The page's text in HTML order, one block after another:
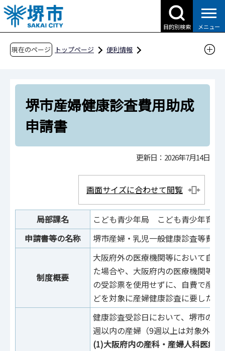
こ
の
ペ
目的別検索 メニュー
現在のページ トップページ
便利情報
申請書ダウンロード（市民の方へ）
目的別検索
子育て・教育
出産・育児
堺市産婦健康診査費用助成申請書
堺市産婦健康診査費用助成
申請書
更新日：2026年7月14日
画面サイズに合わせて閲覧
局部課名
こども青少年局 こども青少年育
申請書等の名称
堺市産婦・乳児一般健康診査等費用
制度概要
大阪府外の医療機関等において自
た場合や、大阪府内の医療機関等
の受診票を使用せずに、自費で産
どを対象に産婦健康診査に要した
健康診査受診日において、堺市の住
週以内の産婦（9週以上は対象外）
(1)大阪府内の産科・産婦人科医療